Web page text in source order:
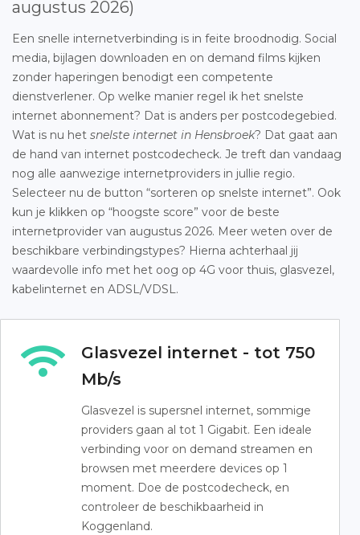
augustus 2026)
Een snelle internetverbinding is in feite broodnodig. Social
media, bijlagen downloaden en on demand films kijken
zonder haperingen benodigt een competente
dienstverlener. Op welke manier regel ik het snelste
internet abonnement? Dat is anders per postcodegebied.
Wat is nu het snelste internet in Hensbroek? Dat gaat aan
de hand van internet postcodecheck. Je treft dan vandaag
nog alle aanwezige internetproviders in jullie regio.
Selecteer nu de button “sorteren op snelste internet”. Ook
kun je klikken op “hoogste score” voor de beste
internetprovider van augustus 2026. Meer weten over de
beschikbare verbindingstypes? Hierna achterhaal jij
waardevolle info met het oog op 4G voor thuis, glasvezel,
kabelinternet en ADSL/VDSL.
Glasvezel internet - tot 750
Mb/s
Glasvezel is supersnel internet, sommige
providers gaan al tot 1 Gigabit. Een ideale
verbinding voor on demand streamen en
browsen met meerdere devices op 1
moment. Doe de postcodecheck, en
controleer de beschikbaarheid in
Koggenland.